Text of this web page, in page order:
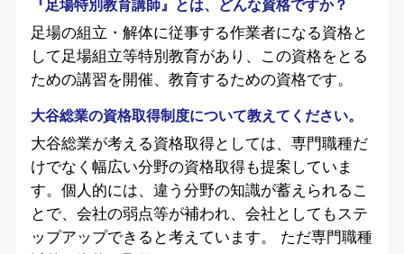
『足場特別教育講師』とは、どんな資格ですか？
足場の組立・解体に従事する作業者になる資格と
して足場組立等特別教育があり、この資格をとる
ための講習を開催、教育するための資格です。
大谷総業の資格取得制度について教えてください。
大谷総業が考える資格取得としては、専門職種だ
けでなく幅広い分野の資格取得も提案していま
す。個人的には、違う分野の知識が蓄えられるこ
とで、会社の弱点等が補われ、会社としてもステ
ップアップできると考えています。 ただ専門職種